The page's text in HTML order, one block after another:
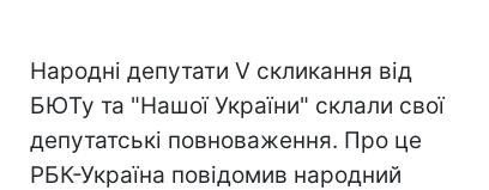
Народні депутати V скликання від
БЮТу та "Нашої України" склали свої
депутатські повноваження. Про це
РБК-Україна повідомив народний